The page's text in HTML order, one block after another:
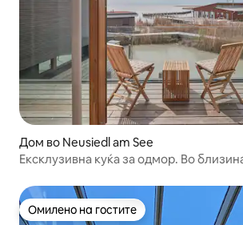
Дом во Neusiedl am See
Ексклузивна куќа за одмор. Во
Омилено на гостите
Омилено на гостите